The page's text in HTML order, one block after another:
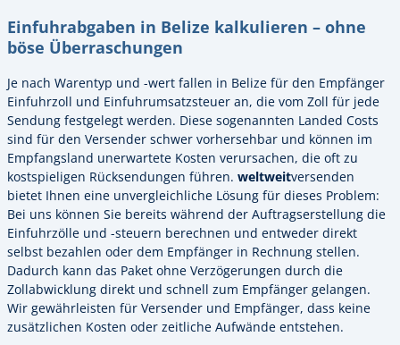
Einfuhrabgaben in Belize kalkulieren – ohne
böse Überraschungen
Je nach Warentyp und -wert fallen in Belize für den Empfänger
Einfuhrzoll und Einfuhrumsatzsteuer an, die vom Zoll für jede
Sendung festgelegt werden. Diese sogenannten Landed Costs
sind für den Versender schwer vorhersehbar und können im
Empfangsland unerwartete Kosten verursachen, die oft zu
kostspieligen Rücksendungen führen. weltweitversenden
bietet Ihnen eine unvergleichliche Lösung für dieses Problem:
Bei uns können Sie bereits während der Auftragserstellung die
Einfuhrzölle und -steuern berechnen und entweder direkt
selbst bezahlen oder dem Empfänger in Rechnung stellen.
Dadurch kann das Paket ohne Verzögerungen durch die
Zollabwicklung direkt und schnell zum Empfänger gelangen.
Wir gewährleisten für Versender und Empfänger, dass keine
zusätzlichen Kosten oder zeitliche Aufwände entstehen.